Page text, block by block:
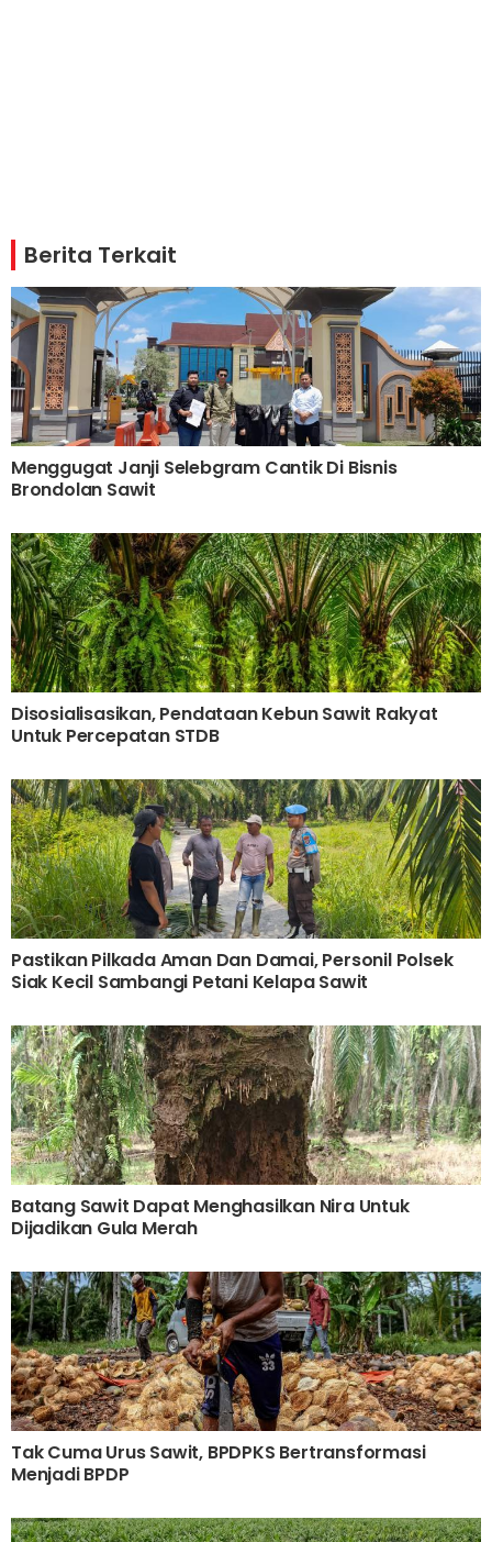
Berita Terkait
Menggugat Janji Selebgram Cantik Di Bisnis
Brondolan Sawit
Disosialisasikan, Pendataan Kebun Sawit Rakyat
Untuk Percepatan STDB
Pastikan Pilkada Aman Dan Damai, Personil Polsek
Siak Kecil Sambangi Petani Kelapa Sawit
Batang Sawit Dapat Menghasilkan Nira Untuk
Dijadikan Gula Merah
Tak Cuma Urus Sawit, BPDPKS Bertransformasi
Menjadi BPDP